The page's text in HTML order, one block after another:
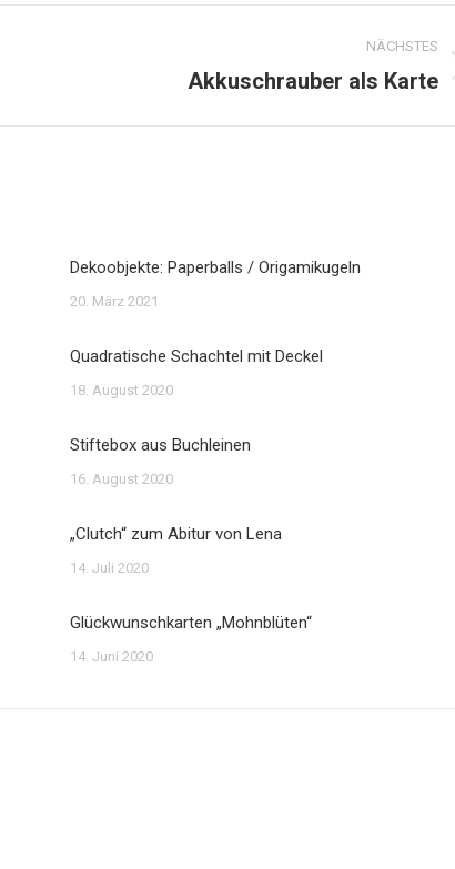
NÄCHSTES
Akkuschrauber als Karte
Dekoobjekte: Paperballs / Origamikugeln
20. März 2021
Quadratische Schachtel mit Deckel
18. August 2020
Stiftebox aus Buchleinen
16. August 2020
„Clutch“ zum Abitur von Lena
14. Juli 2020
Glückwunschkarten „Mohnblüten“
14. Juni 2020